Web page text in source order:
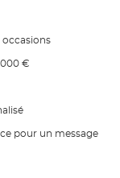
occasions
€
pour un message